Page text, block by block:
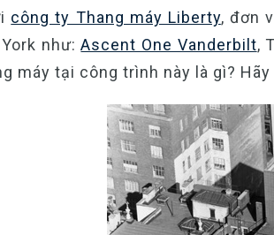
công ty Thang máy Liberty, đơn
như:Ascent One Vanderbilt,
máy tại công trình này là gì? Hãy